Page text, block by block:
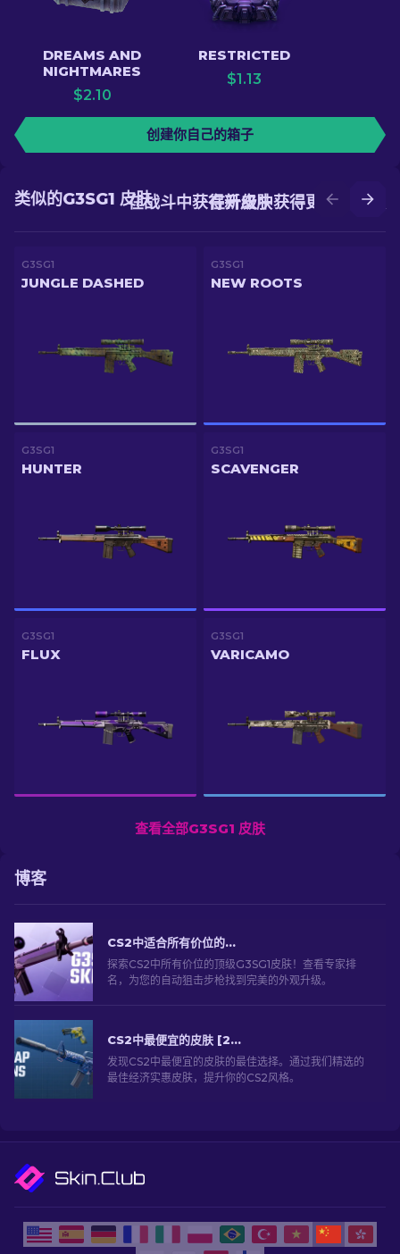
DREAMS AND
NIGHTMARES
$2.10
RESTRICTED
$1.13
创建你自己的箱子
在升级中获得更好的皮肤
在战斗中获得新皮肤
类似的G3SG1 皮肤
G3SG1
JUNGLE DASHED
G3SG1
NEW ROOTS
G3SG1
HUNTER
G3SG1
SCAVENGER
G3SG1
FLUX
G3SG1
VARICAMO
查看全部G3SG1 皮肤
博客
CS2中适合所有价位的G3SG1最佳皮肤精选
探索CS2中所有价位的顶级G3SG1皮肤！查看专家排
名，为您的自动狙击步枪找到完美的外观升级。
CS2中最便宜的皮肤 [2026]
发现CS2中最便宜的皮肤的最佳选择。通过我们精选的
最佳经济实惠皮肤，提升你的CS2风格。